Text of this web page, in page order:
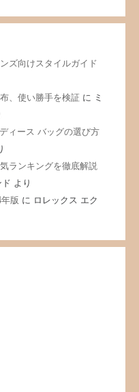
ズ向けスタイルガイド
、使い勝手を検証に ミ
ィース バッグの選び方
ランキングを徹底解説
より
版 に ロレックス エク